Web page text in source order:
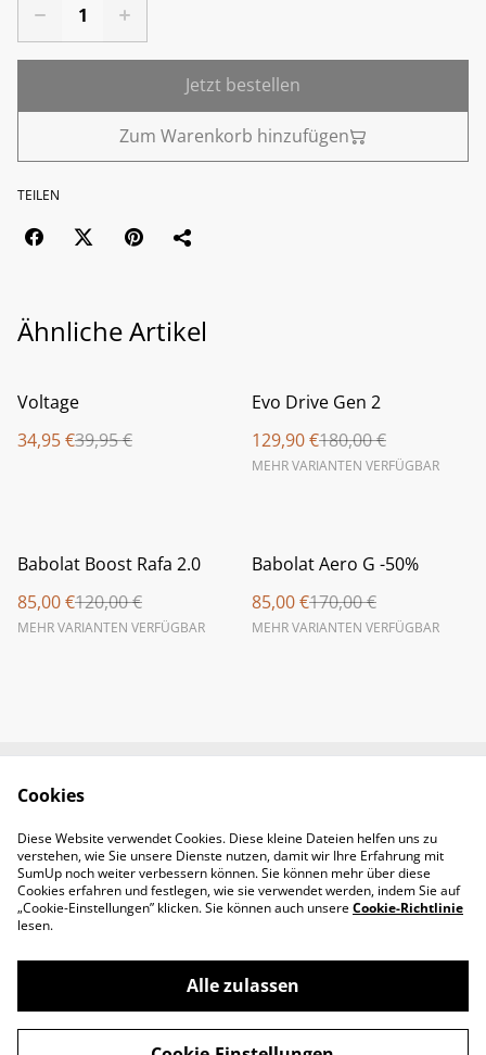
Jetzt bestellen
Zum Warenkorb hinzufügen
TEILEN
Ähnliche Artikel
%
Voltage
34,95 €39,95 €
%
Evo Drive Gen 2
129,90 €180,00 €
MEHR VARIANTEN VERFÜGBAR
%
Babolat Boost Rafa 2.0
85,00 €120,00 €
MEHR VARIANTEN VERFÜGBAR
%
Babolat Aero G -50%
85,00 €170,00 €
MEHR VARIANTEN VERFÜGBAR
Legal Terms
Privacy Policy
Cookie Policy
©2026Padel-Tennisshop
Cookies
Diese Website verwendet Cookies. Diese kleine Dateien helfen uns zu
verstehen, wie Sie unsere Dienste nutzen, damit wir Ihre Erfahrung mit
SumUp noch weiter verbessern können. Sie können mehr über diese
Cookies erfahren und festlegen, wie sie verwendet werden, indem Sie auf
„Cookie-Einstellungen” klicken. Sie können auch unsereCookie-Richtlinie
lesen.
Alle zulassen